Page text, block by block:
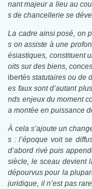
nant majeur a lieu au
s de chancellerie se
La cadre ainsi posé, on
s on assiste à une
ésiastiques, constituent
oits sur des biens,
ibertés statutaires ou de
es faux sont d’autant
nds enjeux du moment
a montée en puissance
À cela s’ajoute un
s : l’époque voit se
d’abord rivé puis
siècle, le sceau devient
dépourvus pour la
juridique, il n’est pas